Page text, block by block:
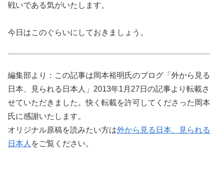
戦いである気がいたします。
今日はこのぐらいにしておきましょう。
編集部より：この記事は岡本裕明氏のブログ「外から見る
日本、見られる日本人」2013年1月27日の記事より転載さ
せていただきました。快く転載を許可してくださった岡本
氏に感謝いたします。
オリジナル原稿を読みたい方は外から見る日本、見られる
日本人 をご覧ください。